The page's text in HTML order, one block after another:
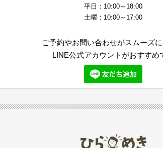
平日：10:00～18:00
土曜：10:00～17:00
ご予約やお問い合わせがスムーズ
LINE公式アカウントがおすすめ